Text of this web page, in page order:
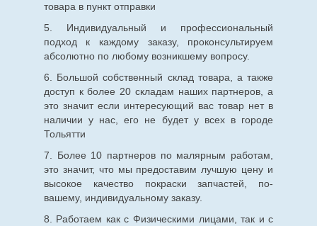
товара в пункт отправки
5. Индивидуальный и профессиональный
подход к каждому заказу, проконсультируем
абсолютно по любому возникшему вопросу.
6. Большой собственный склад товара, а также
доступ к более 20 складам наших партнеров, а
это значит если интересующий вас товар нет в
наличии у нас, его не будет у всех в городе
Тольятти
7. Более 10 партнеров по малярным работам,
это значит, что мы предоставим лучшую цену и
высокое качество покраски запчастей, по-
вашему, индивидуальному заказу.
8. Работаем как с Физическими лицами, так и с